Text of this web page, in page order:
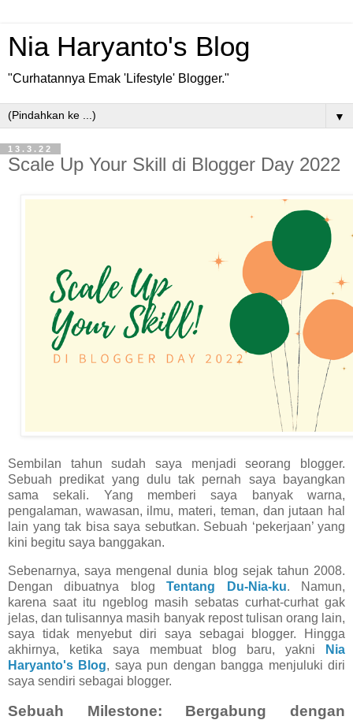
Nia Haryanto's Blog
"Curhatannya Emak 'Lifestyle' Blogger."
▼
13.3.22
Scale Up Your Skill di Blogger Day 2022
Sembilan tahun sudah saya menjadi seorang blogger.
Sebuah predikat yang dulu tak pernah saya bayangkan
sama sekali. Yang memberi saya banyak warna,
pengalaman, wawasan, ilmu, materi, teman, dan jutaan hal
lain yang tak bisa saya sebutkan. Sebuah ‘pekerjaan’ yang
kini begitu saya banggakan.
Sebenarnya, saya mengenal dunia blog sejak tahun 2008.
Dengan dibuatnya blogTentang Du-Nia-ku. Namun,
karena saat itu ngeblog masih sebatas curhat-curhat gak
jelas, dan tulisannya masih banyak repost tulisan orang lain,
saya tidak menyebut diri saya sebagai blogger. Hingga
akhirnya, ketika saya membuat blog baru, yakni
Nia
Haryanto's Blog, saya pun dengan bangga menjuluki diri
saya sendiri sebagai blogger.
Sebuah Milestone: Bergabung dengan